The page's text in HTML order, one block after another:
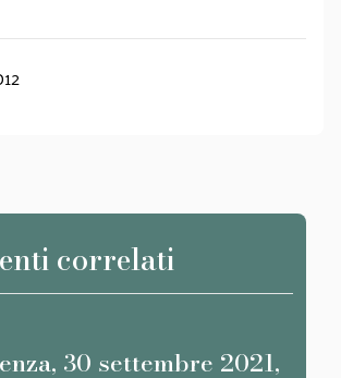
correlati
30 settembre 2021,